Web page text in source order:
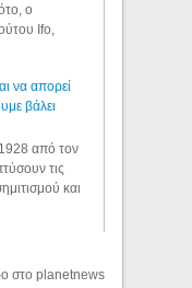
ο
Ifo,
να απορεί
βάλει
από τον
τις
και
στο planetnews